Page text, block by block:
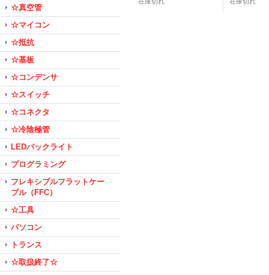
☆真空管
☆マイコン
☆抵抗
☆基板
☆コンデンサ
☆スイッチ
☆コネクタ
☆冷陰極管
LEDバックライト
プログラミング
フレキシブルフラットケー
ブル（FFC）
☆工具
パソコン
トランス
☆取扱終了☆